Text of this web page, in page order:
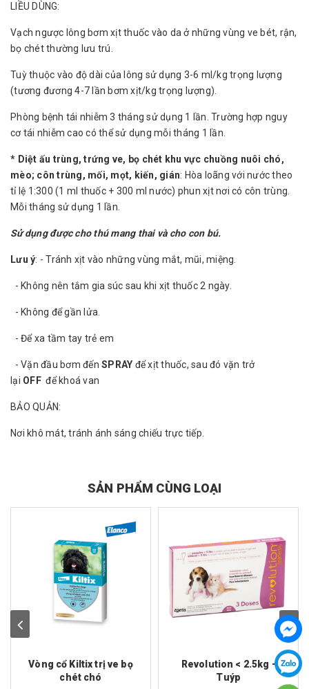
LIỀU DÙNG:
Vạch ngược lông bơm xịt thuốc vào da ở những vùng ve bét, rận,
bọ chét thường lưu trú.
Tuỳ thuộc vào độ dài của lông sử dụng 3-6 ml/kg trọng lượng
(tương đương 4-7 lần bơm xịt/kg trọng lượng).
Phòng bệnh tái nhiễm 3 tháng sử dụng 1 lần. Trường hợp nguy
cơ tái nhiễm cao có thể sử dụng mỗi tháng 1 lần.
* Diệt ấu trùng, trứng ve, bọ chét khu vực chuồng nuôi chó,
mèo; côn trùng, mối, mọt, kiến, gián: Hòa loãng với nước theo
tỉ lệ 1:300 (1 ml thuốc + 300 ml nước) phun xịt nơi có côn trùng.
Mỗi tháng sử dụng 1 lần.
Sử dụng được cho thú mang thai và cho con bú.
Lưu ý: - Tránh xịt vào những vùng mắt, mũi, miệng.
- Không nên tắm gia súc sau khi xịt thuốc 2 ngày.
- Không để gần lửa.
- Để xa tầm tay trẻ em
- Vặn đầu bơm đến SPRAY để xịt thuốc, sau đó vặn trở
lại OFFđể khoá van
BẢO QUẢN:
Nơi khô mát, tránh ánh sáng chiếu trực tiếp.
SẢN PHẨM CÙNG LOẠI
Vòng cổ Kiltix trị ve bọ
chét chó
Revolution < 2.5kg -
Tuýp